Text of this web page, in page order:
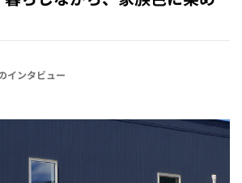
インタビュー